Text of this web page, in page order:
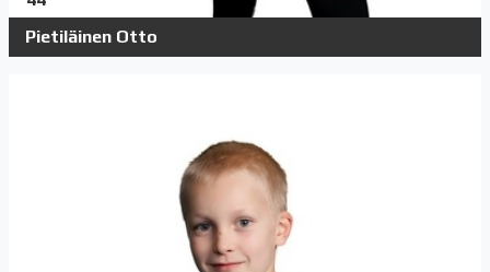
Pietiläinen Otto